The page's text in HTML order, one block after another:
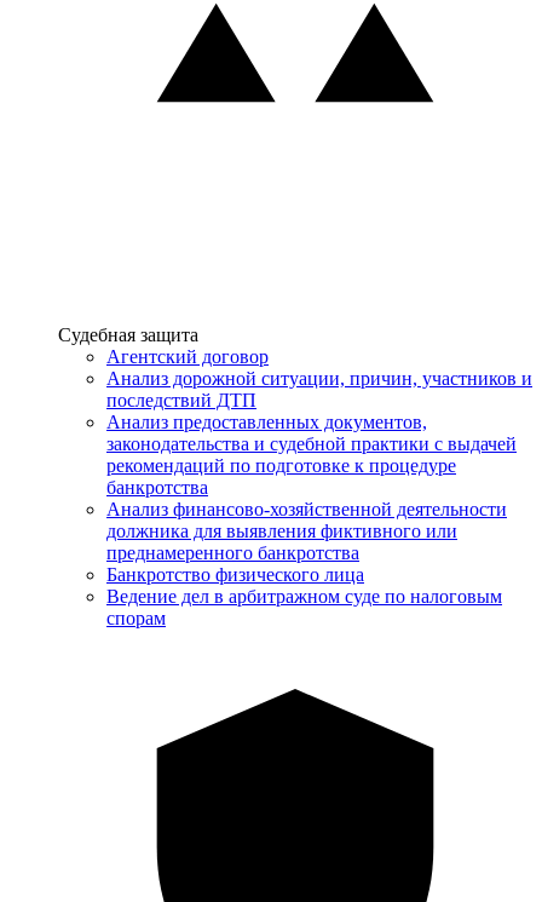
Услуги
Судебная защита
Агентский договор
Анализ дорожной ситуации, причин, участников и
последствий ДТП
Анализ предоставленных документов,
законодательства и судебной практики с выдачей
рекомендаций по подготовке к процедуре
банкротства
Анализ финансово-хозяйственной деятельности
должника для выявления фиктивного или
преднамеренного банкротства
Банкротство физического лица
Ведение дел в арбитражном суде по налоговым
спорам